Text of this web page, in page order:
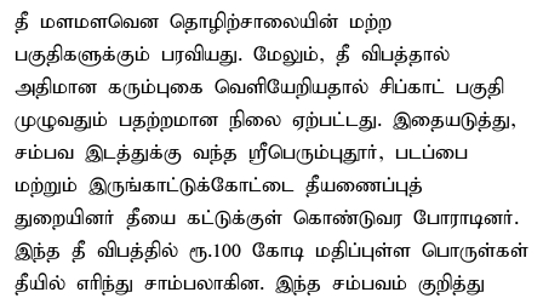
தீ மளமளவென தொழிற்சாலையின் மற்ற
பகுதிகளுக்கும் பரவியது. மேலும், தீ விபத்தால்
அதிமான கரும்புகை வெளியேறியதால் சிப்காட் பகுதி
முழுவதும் பதற்றமான நிலை ஏற்பட்டது. இதையடுத்து,
சம்பவ இடத்துக்கு வந்த ஸ்ரீபெரும்புதூர், படப்பை
மற்றும் இருங்காட்டுக்கோட்டை தீயணைப்புத்
துறையினர் தீயை கட்டுக்குள் கொண்டுவர போராடினர்.
இந்த தீ விபத்தில் ரூ.100 கோடி மதிப்புள்ள பொருள்கள்
தீயில் எரிந்து சாம்பலாகின. இந்த சம்பவம் குறித்து